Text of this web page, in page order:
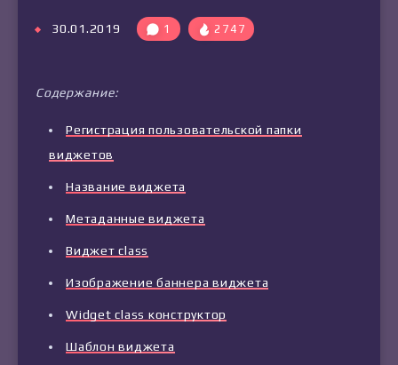
30.01.2019 1 2747
Содержание:
Регистрация пользовательской папки
виджетов
Название виджета
Метаданные виджета
Виджет class
Изображение баннера виджета
Widget class конструктор
Шаблон виджета